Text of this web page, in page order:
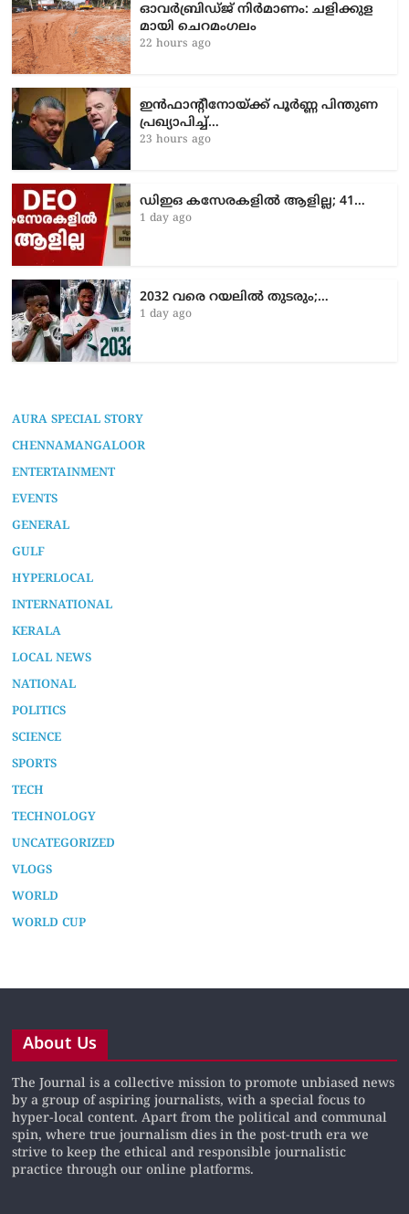
ഓവർബ്രിഡ്ജ് നിർമാണം: ച​ളി​ക്കു​ള​
മാ​യി ചെ​റ​മം​ഗ​ലം
22 hours ago
ഇൻഫാന്റീനോയ്ക്ക് പൂർണ്ണ പിന്തുണ
പ്രഖ്യാപിച്ച്…
23 hours ago
ഡിഇഒ കസേരകളില്‍ ആളില്ല; 41…
1 day ago
2032 വരെ റയലിൽ തുടരും;…
1 day ago
AURA SPECIAL STORY
CHENNAMANGALOOR
ENTERTAINMENT
EVENTS
GENERAL
GULF
HYPERLOCAL
INTERNATIONAL
KERALA
LOCAL NEWS
NATIONAL
POLITICS
SCIENCE
SPORTS
TECH
TECHNOLOGY
UNCATEGORIZED
VLOGS
WORLD
WORLD CUP
About Us
The Journal is a collective mission to promote unbiased news
by a group of aspiring journalists, with a special focus to
hyper-local content. Apart from the political and communal
spin, where true journalism dies in the post-truth era we
strive to keep the ethical and responsible journalistic
practice through our online platforms.